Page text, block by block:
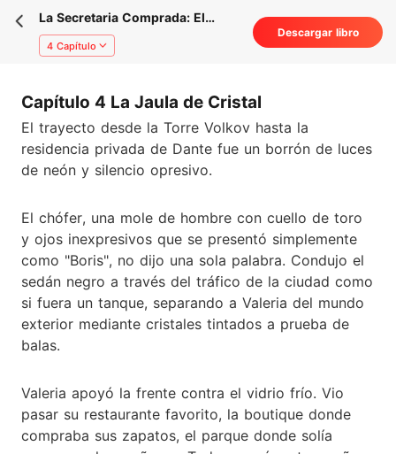
La Secretaria Comprada: El
Precio de la Venganza
4 Capítulo
Descargar libro
Capítulo 4 La Jaula de Cristal
El trayecto desde la Torre Volkov hasta la
residencia privada de Dante fue un borrón de luces
de neón y silencio opresivo.
El chófer, una mole de hombre con cuello de toro
y ojos inexpresivos que se presentó simplemente
como "Boris", no dijo una sola palabra. Condujo el
sedán negro a través del tráfico de la ciudad como
si fuera un tanque, separando a Valeria del mundo
exterior mediante cristales tintados a prueba de
balas.
Valeria apoyó la frente contra el vidrio frío. Vio
pasar su restaurante favorito, la boutique donde
compraba sus zapatos, el parque donde solía